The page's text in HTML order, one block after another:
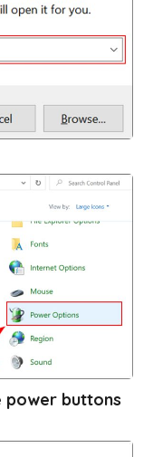
power buttons